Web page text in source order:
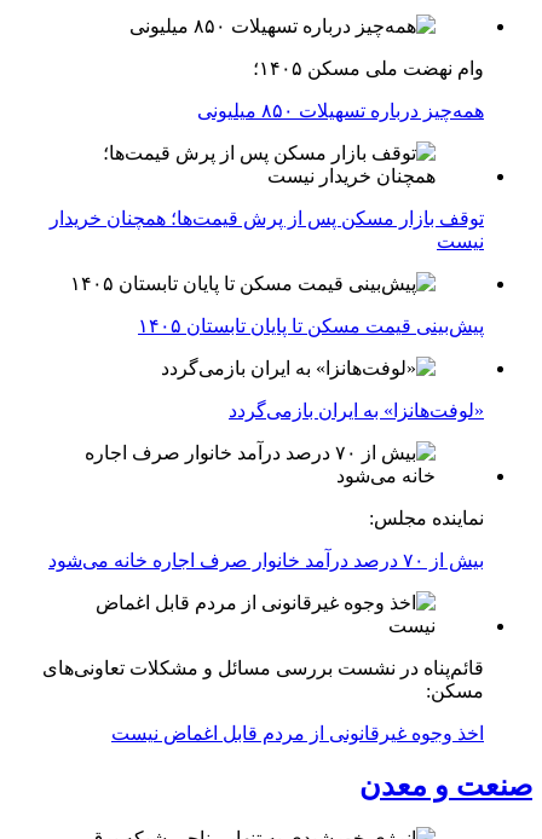
وام نهضت ملی مسکن ۱۴۰۵؛
همه‌چیز درباره تسهیلات ۸۵۰ میلیونی
توقف بازار مسکن پس از پرش قیمت‌ها؛ همچنان خریدار
نیست
پیش‌بینی قیمت مسکن تا پایان تابستان ۱۴۰۵
«لوفت‌هانزا» به ایران بازمی‌گردد
نماینده مجلس:
بیش از ۷۰ درصد درآمد خانوار صرف اجاره خانه می‌شود
قائم‌پناه در نشست بررسی مسائل و مشکلات تعاونی‌های
مسکن:
اخذ وجوه غیرقانونی از مردم قابل اغماض نیست
صنعت و معدن